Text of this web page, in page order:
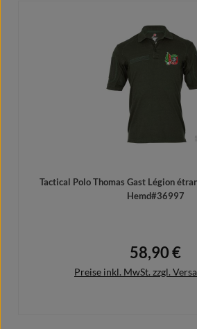
Tactical Polo Thomas Gast Légion
Hemd#36997
Regulärer
58,90 €
Preise inkl. MwSt. zzgl.